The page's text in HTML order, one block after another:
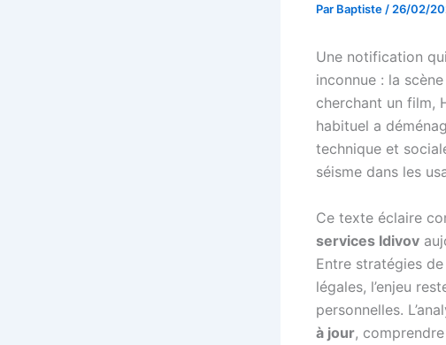
Par Baptiste / 26/02/
Une notification
inconnue : la
cherchant un film,
habituel a
technique et
séisme dans les
Ce texte éclaire
services Idivov
Entre stratégies
légales, l’enjeu
personnelles.
à jour,